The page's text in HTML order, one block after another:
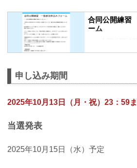
『RIZIN
公開練習 ■開催
（土）16:30 開
合同公開練習
ーム
けます。
※「ファンクラ
申し込み期間
2025年10月13日（月・祝）23：59
当選発表
2025年10月15日（水）予定